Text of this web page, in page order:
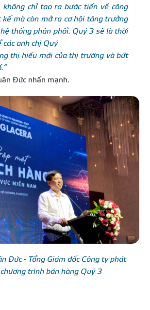
không chỉ tạo ra bước tiến về công
mà còn mở ra cơ hội tăng trưởng
thống phân phối. Quý 3 sẽ là thời
các anh chị Quý
thị hiếu mới của thị trường và bứt
Đức nhấn mạnh.
Đức - Tổng Giám đốc Công ty phát
trình bán hàng Quý 3